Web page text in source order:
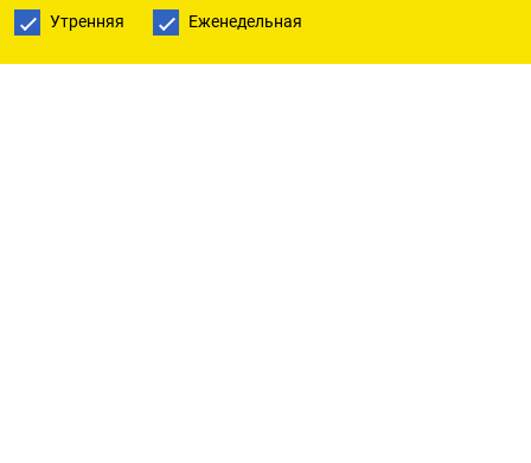
Утренняя Еженедельная
ПОДПИСАТЬСЯ НА ТЕЛЕГРАМ